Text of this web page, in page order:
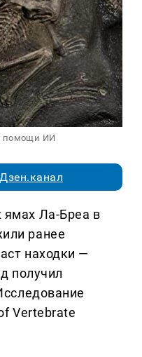
помощи ИИ
Ла-Бреа в
ранее
находки —
получил
Vertebrate